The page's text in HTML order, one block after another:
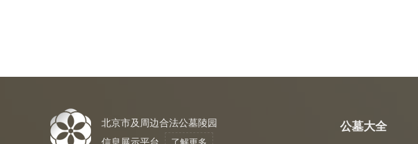
北京市及周边合法公墓陵园
信息展示平台
公墓大全